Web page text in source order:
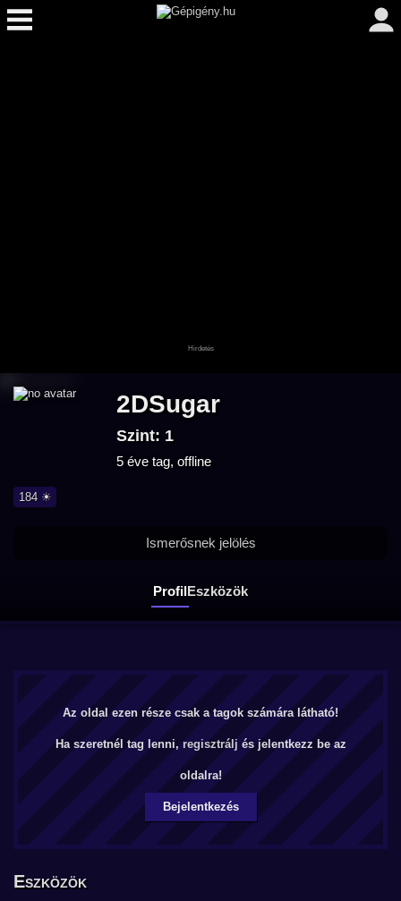
2DSugar
Szint: 1
5 éve tag, offline
184 ☀
ProfilEszközök
Ismerősnek jelölés
Az oldal ezen része csak a tagok számára látható!
Ha szeretnél tag lenni, regisztrálj és jelentkezz be az
oldalra!
Bejelentkezés
Eszközök